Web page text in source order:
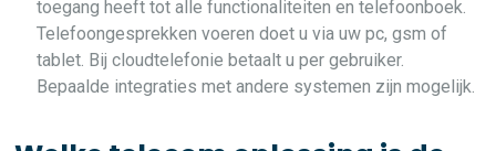
toegang heeft tot alle functionaliteiten en telefoonboek.
Telefoongesprekken voeren doet u via uw pc, gsm of
tablet. Bij cloudtelefonie betaalt u per gebruiker.
Bepaalde integraties met andere systemen zijn mogelijk.